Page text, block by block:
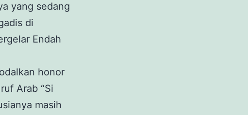
yang sedang
di
Endah
honor
Arab “Si
masih